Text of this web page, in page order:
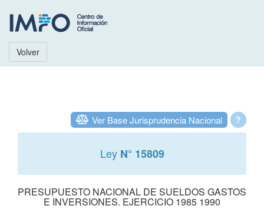
Volver
?
Ver Base Jurisprudencia Nacional
Ley N° 15809
PRESUPUESTO NACIONAL DE SUELDOS GASTOS
E INVERSIONES. EJERCICIO 1985 1990